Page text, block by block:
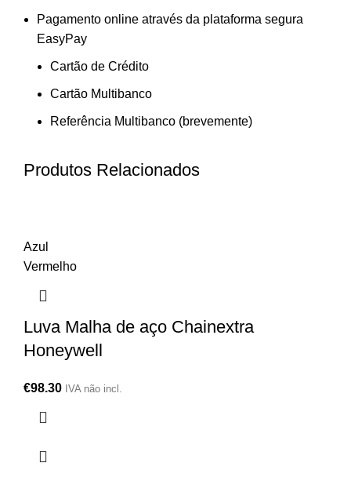
Pagamento online através da plataforma segura
EasyPay
Cartão de Crédito
Cartão Multibanco
Referência Multibanco (brevemente)
Produtos Relacionados
Azul
Vermelho
Luva Malha de aço Chainextra
Honeywell
€98.30 IVA não incl.